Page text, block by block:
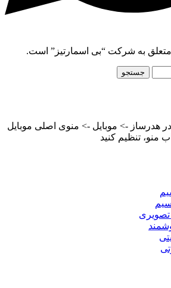
به شرکت “بی اسمارتیز” است.
جستجو
هدرساز -> موبایل -> منوی اصلی موبایل
منو، تنظیم کنید